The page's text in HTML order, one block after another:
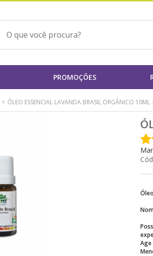
PROMOÇÕES
ÓLEO ESSENCIAL LAVANDA BRASIL ORGÂNICO 10ML